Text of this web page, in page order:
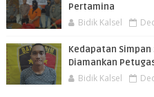
Pertamina
Bidik Kalsel
Kedapatan Simpan
Diamankan
Bidik Kalsel